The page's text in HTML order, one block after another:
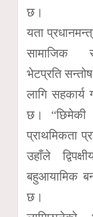
छ।
यता
सामाजिक
भेटप्रति
लागि सहकार्य
छ। “छिमेकी
प्राथमिकता
उहाँले
बहुआयामिक
छ।